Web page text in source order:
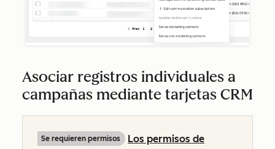
Asociar registros individuales a
campañas mediante tarjetas CRM
Se requieren permisos
Los permisos de